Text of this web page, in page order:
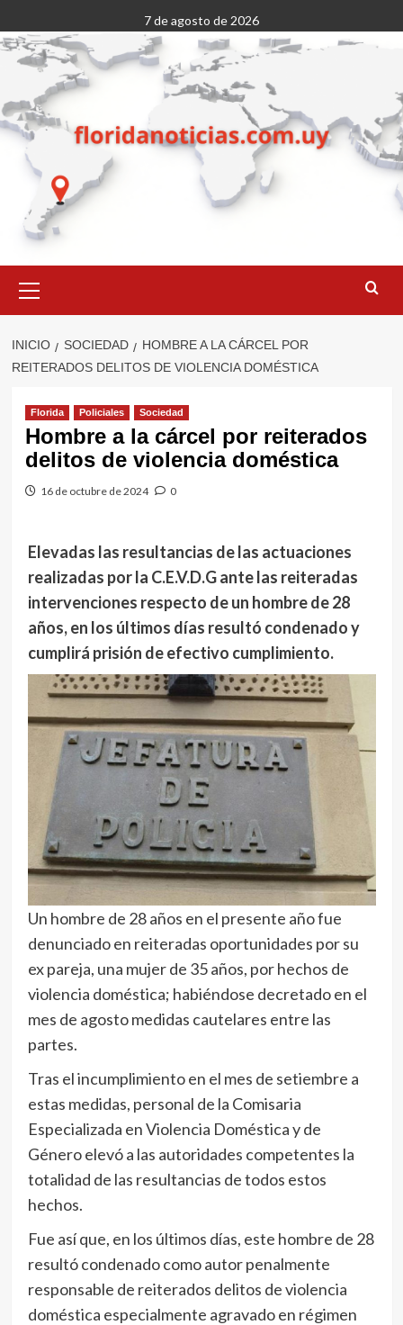
al
contenido
7 de agosto de 2026
primario
INICIO SOCIEDAD
HOMBRE A LA CÁRCEL POR
REITERADOS DELITOS DE VIOLENCIA DOMÉSTICA
Florida Policiales Sociedad
Hombre a la cárcel por reiterados
delitos de violencia doméstica
16 de octubre de 2024 0
Elevadas las resultancias de las actuaciones
realizadas por la C.E.V.D.G ante las reiteradas
intervenciones respecto de un hombre de 28
años, en los últimos días resultó condenado y
cumplirá prisión de efectivo cumplimiento.
Un hombre de 28 años en el presente año fue
denunciado en reiteradas oportunidades por su
ex pareja, una mujer de 35 años, por hechos de
violencia doméstica; habiéndose decretado en el
mes de agosto medidas cautelares entre las
partes.
Tras el incumplimiento en el mes de setiembre a
estas medidas, personal de la Comisaria
Especializada en Violencia Doméstica y de
Género elevó a las autoridades competentes la
totalidad de las resultancias de todos estos
hechos.
Fue así que, en los últimos días, este hombre de 28
resultó condenado como autor penalmente
responsable de reiterados delitos de violencia
doméstica especialmente agravado en régimen